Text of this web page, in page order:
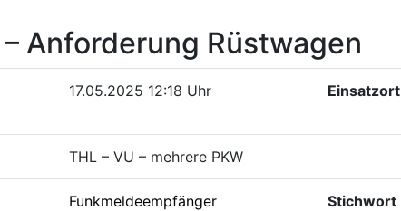
Anforderung Rüstwagen
17.05.2025 12:18 Uhr Einsatzort
THL – VU – mehrere PKW
Funkmeldeempfänger Stichwort